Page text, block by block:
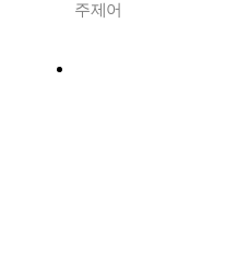
주제어